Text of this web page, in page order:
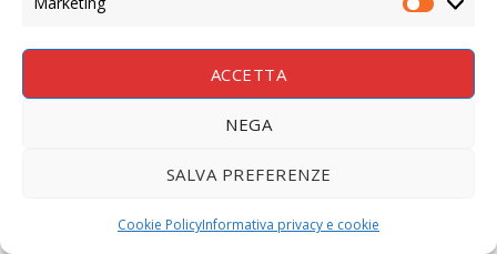
ACCETTA
NEGA
SALVA PREFERENZE
Cookie PolicyInformativa privacy e cookie